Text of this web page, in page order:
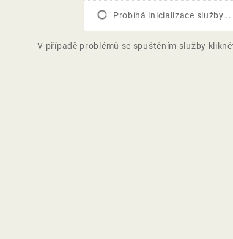
Probíhá inicializace služby...
V případě problémů se spuštěním služby